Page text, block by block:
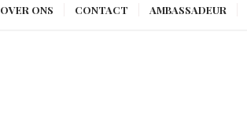
OVER ONS CONTACT AMBASSADEUR